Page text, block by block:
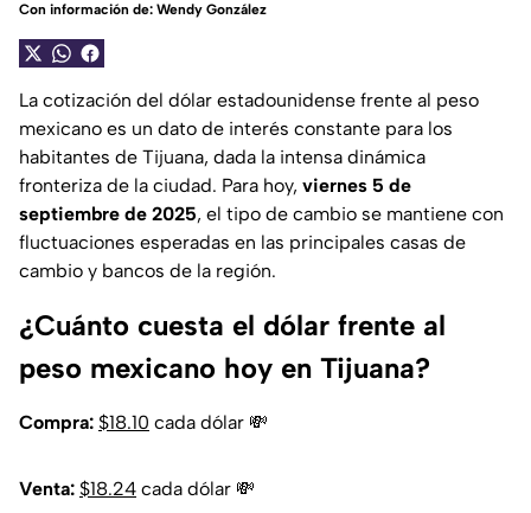
Con información de: Wendy González
La cotización del dólar estadounidense frente al peso
mexicano es un dato de interés constante para los
habitantes de Tijuana, dada la intensa dinámica
fronteriza de la ciudad. Para hoy, viernes 5 de
septiembre de 2025, el tipo de cambio se mantiene con
fluctuaciones esperadas en las principales casas de
cambio y bancos de la región.
¿Cuánto cuesta el dólar frente al
peso mexicano hoy en Tijuana?
Compra: $18.10 cada dólar 💸
Venta: $18.24 cada dólar 💸